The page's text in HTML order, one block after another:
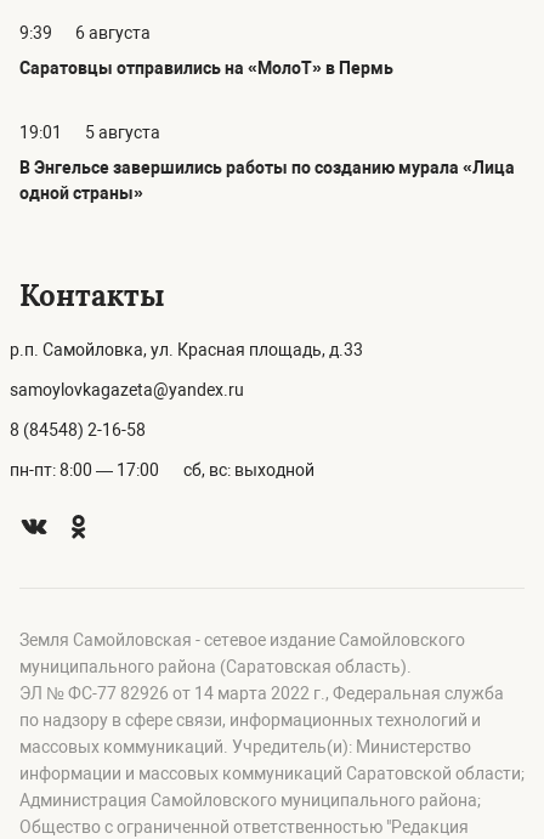
9:39
6 августа
Саратовцы отправились на «МолоТ» в Пермь
19:01
5 августа
В Энгельсе завершились работы по созданию мурала «Лица
одной страны»
Контакты
р.п. Самойловка, ул. Красная площадь, д.33
samoylovkagazeta@yandex.ru
8 (84548) 2-16-58
пн-пт: 8:00 — 17:00 сб, вс: выходной
Земля Самойловская - сетевое издание Самойловского
муниципального района (Саратовская область).
ЭЛ № ФС-77 82926 от 14 марта 2022 г., Федеральная служба
по надзору в сфере связи, информационных технологий и
массовых коммуникаций. Учредитель(и): Министерство
информации и массовых коммуникаций Саратовской области;
Администрация Самойловского муниципального района;
Общество с ограниченной ответственностью "Редакция